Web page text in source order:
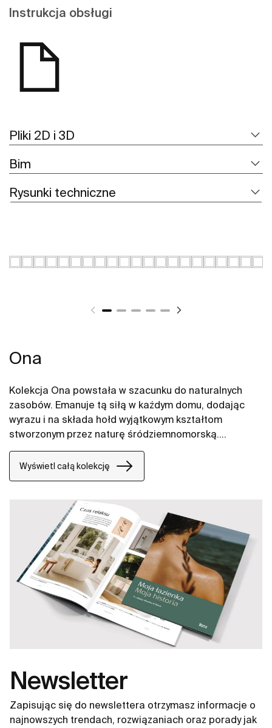
Instrukcja obsługi
Pliki 2D i 3D
Bim
Rysunki techniczne
Ona
Kolekcja Ona powstała w szacunku do naturalnych
zasobów. Emanuje tą siłą w każdym domu, dodając
wyrazu i na składa hołd wyjątkowym kształtom
stworzonym przez naturę śródziemnomorską.
Funkcjonalna, ale nie chłodna w swoim wyrazie,
oszczędna, a jednak nieodłącznie ciepła jak
środowisko naturalne, stworzona przez tych, którzy
Wyświetl całą kolekcję
Newsletter
Zapisując się do newslettera otrzymasz informacje o
najnowszych trendach, rozwiązaniach oraz porady jak